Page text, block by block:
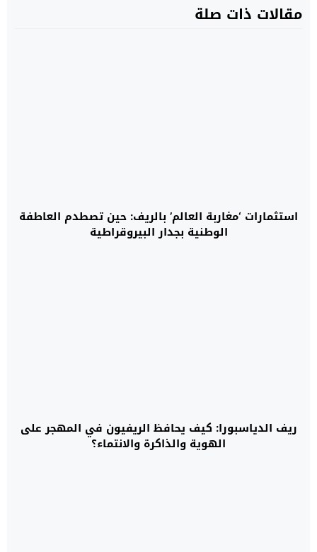
مقالات ذات صلة
استثمارات ‘مغاربة العالم’ بالريف: حين تصطدم العاطفة
الوطنية بجدار البيروقراطية
ريف الدياسبورا: كيف يحافظ الريفيون في المهجر على
الهوية والذاكرة والانتماء؟